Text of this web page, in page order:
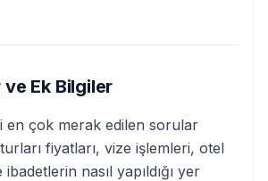
Ek Bilgiler
en çok merak edilen sorular
fiyatları, vize işlemleri, otel
nasıl yapıldığı yer